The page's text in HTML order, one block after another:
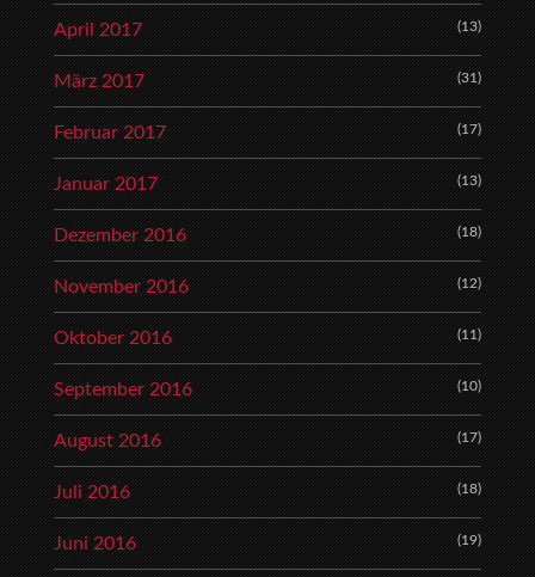
April 2017 (13)
März 2017 (31)
Februar 2017 (17)
Januar 2017 (13)
Dezember 2016 (18)
November 2016 (12)
Oktober 2016 (11)
September 2016 (10)
August 2016 (17)
Juli 2016 (18)
Juni 2016 (19)